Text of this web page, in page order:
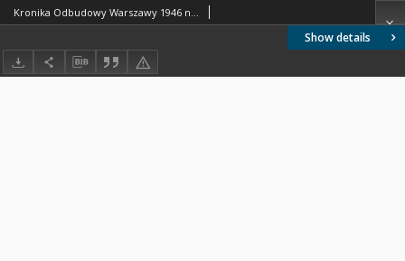
Show details
Kronika Odbudowy Warszawy 1946 nr 3